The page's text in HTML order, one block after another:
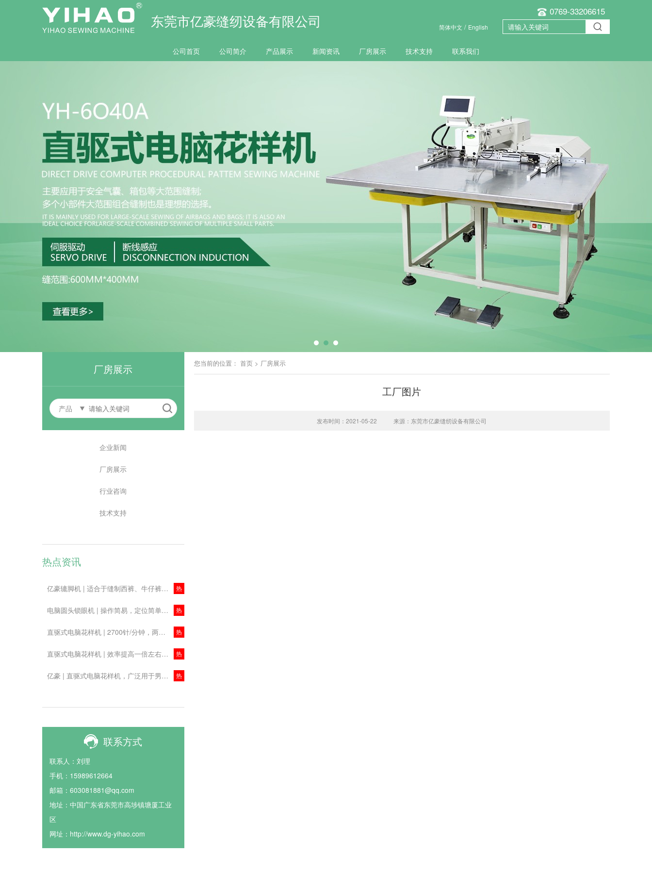
东莞市亿豪缝纫设备有限公司
0769-33206615
简体中文 / English
公司首页 公司简介 产品展示 新闻资讯 厂房展示 技术支持 联系我们
厂房展示
产品
企业新闻
厂房展示
行业咨询
技术支持
热点资讯
亿豪辘脚机 | 适合于缝制西裤、牛仔裤、工作服及便服 热
电脑圆头锁眼机 | 操作简易，定位简单、精确 热
直驱式电脑花样机 | 2700针/分钟，两倍梳摆！主要用于安全气囊、箱包等缝制 热
直驱式电脑花样机 | 效率提高一倍左右！节约成本！ 热
亿豪 | 直驱式电脑花样机，广泛用于男女装、牛仔布、针织物、箱包等行业 热
联系方式
联系人：刘理
手机：15989612664
邮箱：603081881@qq.com
地址：中国广东省东莞市高埗镇塘厦工业
区
网址：http://www.dg-yihao.com
您当前的位置： 首页 > 厂房展示
工厂图片
发布时间：2021-05-22 来源：东莞市亿豪缝纫设备有限公司